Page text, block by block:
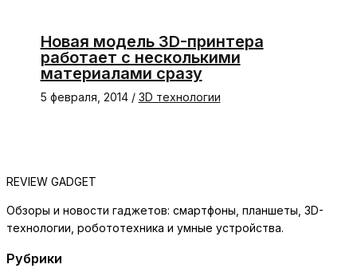
Новая модель 3D-принтера
работает с несколькими
материалами сразу
5 февраля, 2014 / 3D технологии
REVIEW GADGET
Обзоры и новости гаджетов: смартфоны, планшеты, 3D-
технологии, робототехника и умные устройства.
Рубрики